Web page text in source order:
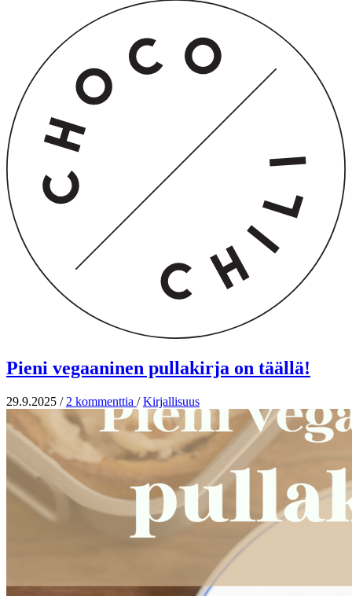
Pieni vegaaninen pullakirja on täällä!
29.9.2025 / 2 kommenttia / Kirjallisuus